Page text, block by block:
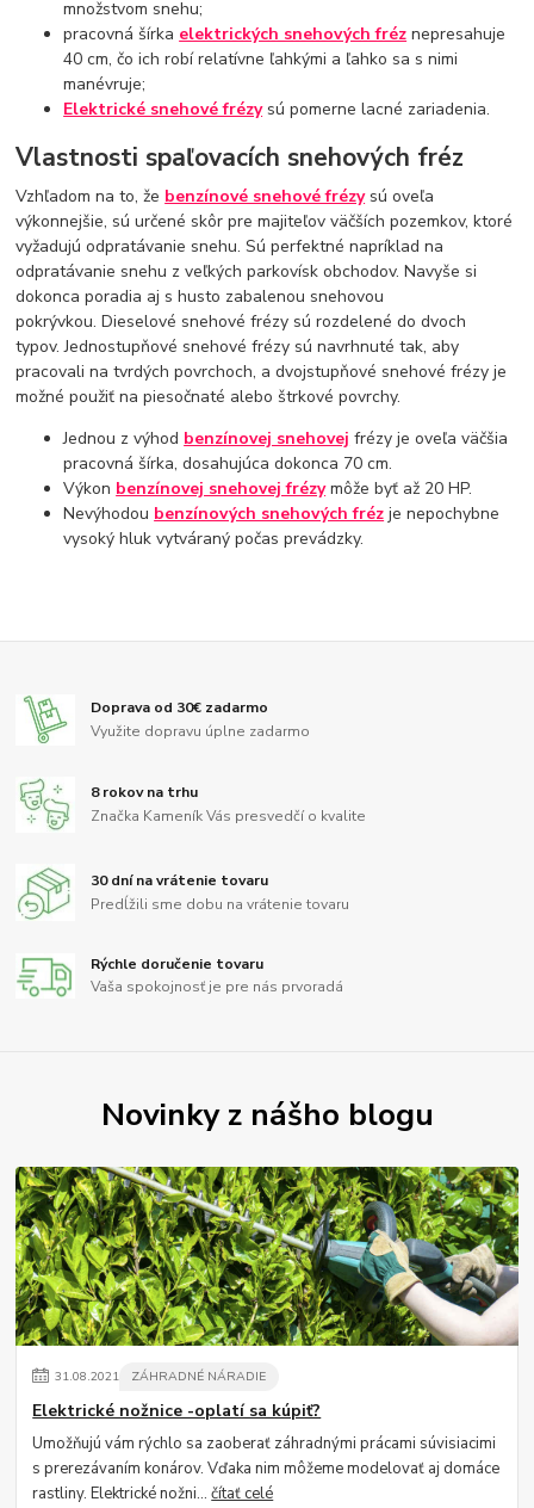
množstvom snehu;
pracovná šírka elektrických snehových fréz nepresahuje
40 cm, čo ich robí relatívne ľahkými a ľahko sa s nimi
manévruje;
Elektrické snehové frézysú pomerne lacné zariadenia.
Vlastnosti spaľovacích snehových fréz
Vzhľadom na to, že benzínové snehové frézysú oveľa
výkonnejšie, sú určené skôr pre majiteľov väčších pozemkov, ktoré
vyžadujú odpratávanie snehu. Sú perfektné napríklad na
odpratávanie snehu z veľkých parkovísk obchodov. Navyše si
dokonca poradia aj s husto zabalenou snehovou
pokrývkou. Dieselové snehové frézy sú rozdelené do dvoch
typov. Jednostupňové snehové frézy sú navrhnuté tak, aby
pracovali na tvrdých povrchoch, a dvojstupňové snehové frézy je
možné použiť na piesočnaté alebo štrkové povrchy.
Jednou z výhod benzínovej snehovej frézy je oveľa väčšia
pracovná šírka, dosahujúca dokonca 70 cm.
Výkon benzínovej snehovej frézymôže byť až 20 HP.
Nevýhodou benzínových snehových fréz je nepochybne
vysoký hluk vytváraný počas prevádzky.
Doprava od 30€ zadarmo
Využite dopravu úplne zadarmo
8 rokov na trhu
Značka Kameník Vás presvedčí o kvalite
30 dní na vrátenie tovaru
Predĺžili sme dobu na vrátenie tovaru
Rýchle doručenie tovaru
Vaša spokojnosť je pre nás prvoradá
Novinky z nášho blogu
31.08.2021 ZÁHRADNÉ NÁRADIE
Elektrické nožnice -oplatí sa kúpiť?
Umožňujú vám rýchlo sa zaoberať záhradnými prácami súvisiacimi
s prerezávaním konárov. Vďaka nim môžeme modelovať aj domáce
rastliny. Elektrické nožni...čítať celé